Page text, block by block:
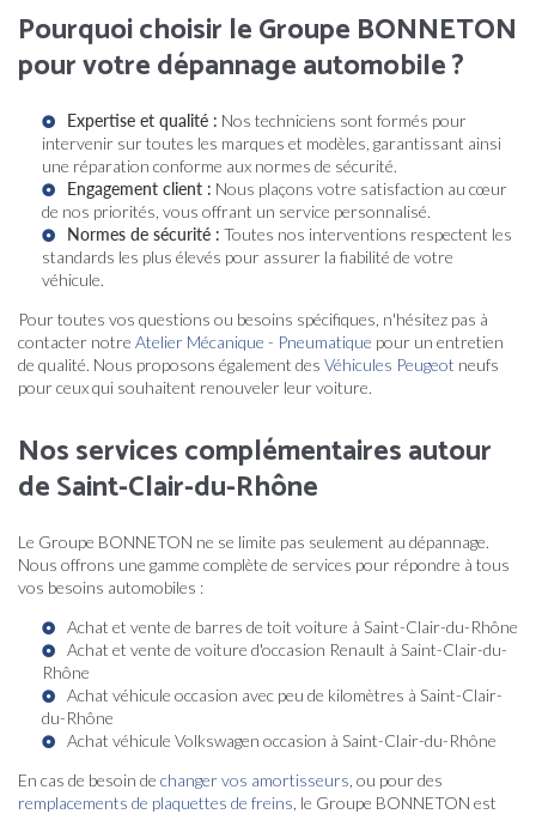
Pourquoi choisir le Groupe BONNETON
pour votre dépannage automobile ?
Expertise et qualité : Nos techniciens sont formés pour
intervenir sur toutes les marques et modèles, garantissant ainsi
une réparation conforme aux normes de sécurité.
Engagement client : Nous plaçons votre satisfaction au cœur
de nos priorités, vous offrant un service personnalisé.
Normes de sécurité : Toutes nos interventions respectent les
standards les plus élevés pour assurer la fiabilité de votre
véhicule.
Pour toutes vos questions ou besoins spécifiques, n'hésitez pas à
contacter notre Atelier Mécanique - Pneumatique pour un entretien
de qualité. Nous proposons également des Véhicules Peugeot neufs
pour ceux qui souhaitent renouveler leur voiture.
Nos services complémentaires autour
de Saint-Clair-du-Rhône
Le Groupe BONNETON ne se limite pas seulement au dépannage.
Nous offrons une gamme complète de services pour répondre à tous
vos besoins automobiles :
Achat et vente de barres de toit voiture à Saint-Clair-du-Rhône
Achat et vente de voiture d'occasion Renault à Saint-Clair-du-
Rhône
Achat véhicule occasion avec peu de kilomètres à Saint-Clair-
du-Rhône
Achat véhicule Volkswagen occasion à Saint-Clair-du-Rhône
En cas de besoin de changer vos amortisseurs , ou pour des
remplacements de plaquettes de freins , le Groupe BONNETON est